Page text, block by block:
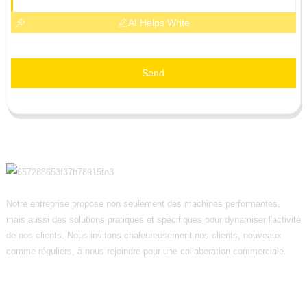
AI Helps Write
Send
Notre entreprise propose non seulement des machines performantes,
mais aussi des solutions pratiques et spécifiques pour dynamiser l'activité
de nos clients. Nous invitons chaleureusement nos clients, nouveaux
comme réguliers, à nous rejoindre pour une collaboration commerciale.